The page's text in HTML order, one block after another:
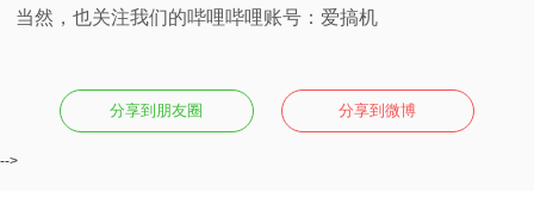
当然，也关注我们的哔哩哔哩账号：爱搞机
分享到朋友圈 分享到微博
-->